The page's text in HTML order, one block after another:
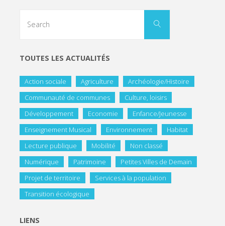
TOUTES LES ACTUALITÉS
Action sociale Agriculture
Archéologie/Histoire
Communauté de communes
Culture, loisirs
Développement
Economie
Enfance/Jeunesse
Enseignement Musical
Environnement
Habitat
Lecture publique
Mobilité
Non classé
Numérique
Patrimoine
Petites Villes de Demain
Projet de territoire
Services à la population
Transition écologique
LIENS